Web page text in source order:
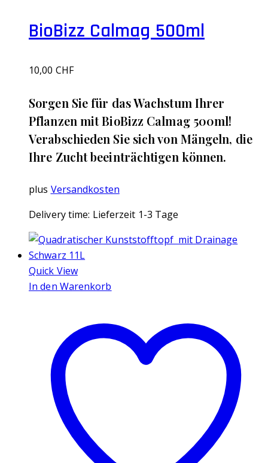
BioBizz Calmag 500ml
10,00 CHF
Sorgen Sie für das Wachstum Ihrer
Pflanzen mit BioBizz Calmag 500ml!
Verabschieden Sie sich von Mängeln, die
Ihre Zucht beeinträchtigen können.
plus Versandkosten
Delivery time: Lieferzeit 1-3 Tage
Quick View
In den Warenkorb